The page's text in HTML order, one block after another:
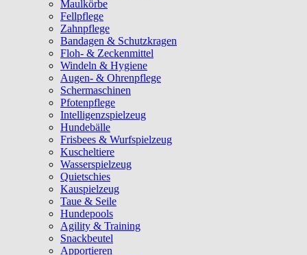
Maulkörbe
Fellpflege
Zahnpflege
Bandagen & Schutzkragen
Floh- & Zeckenmittel
Windeln & Hygiene
Augen- & Ohrenpflege
Schermaschinen
Pfotenpflege
Intelligenzspielzeug
Hundebälle
Frisbees & Wurfspielzeug
Kuscheltiere
Wasserspielzeug
Quietschies
Kauspielzeug
Taue & Seile
Hundepools
Agility & Training
Snackbeutel
Apportieren